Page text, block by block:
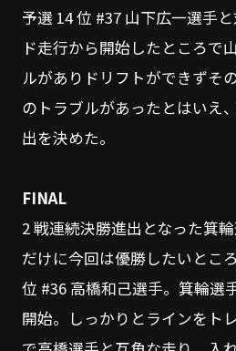
予選 14 位 #37 山下広一選手
ド走行から開始したところで
ルがありドリフトができずそ
のトラブルがあったとはいえ
出を決めた。
FINAL
2 戦連続決勝進出となった箕
だけに今回は優勝したいとこ
位 #36 高橋和己選手。箕輪選
開始。しっかりとラインをト